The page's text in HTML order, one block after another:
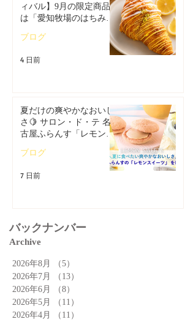
ィバル】9月の限定商品
は「愛知牧場のはちみつ
ン」🥐🍋
ブログ
4 日前
夏だけの爽やかなおいし
さ🍋 サロン・ド・テ 名
古屋ふらんす「レモンス
ブログ
7 日前
バックナンバー
Archive
2026年8月 （5）
2026年7月
（13）
2026年6月
（8）
2026年5月
（11）
2026年4月
（11）